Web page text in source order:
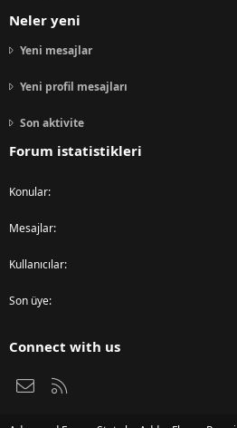
Neler yeni
Yeni mesajlar
Yeni profil mesajları
Son aktivite
Forum istatistikleri
Konular
Mesajlar
Kullanıcılar
Son üye
Connect with us
Bize ulaşın